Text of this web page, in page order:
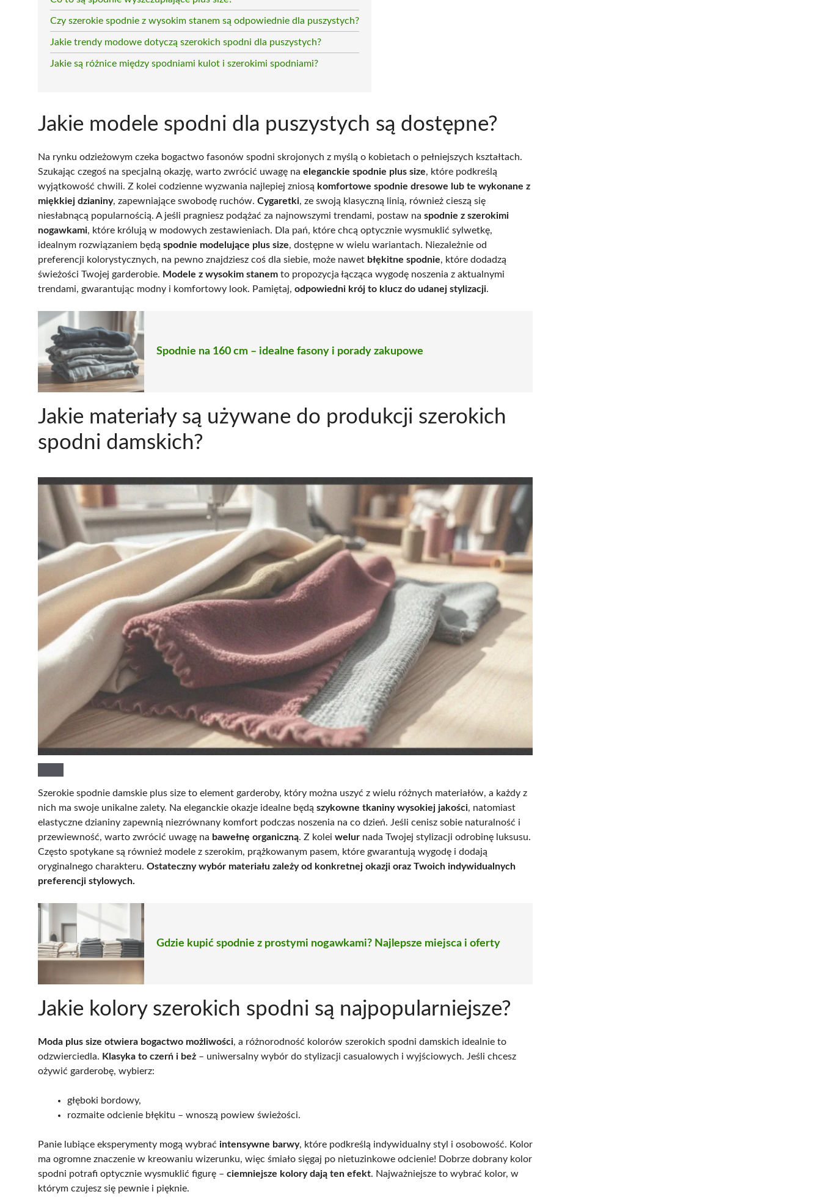
Czy szerokie spodnie z wysokim stanem są odpowiednie dla puszystych?
Jakie trendy modowe dotyczą szerokich spodni dla puszystych?
Jakie są różnice między spodniami kulot i szerokimi spodniami?
Jakie modele spodni dla puszystych są dostępne?
Na rynku odzieżowym czeka bogactwo fasonów spodni skrojonych z myślą o kobietach o pełniejszych kształtach.
Szukając czegoś na specjalną okazję, warto zwrócić uwagę na eleganckie spodnie plus size, które podkreślą
wyjątkowość chwili. Z kolei codzienne wyzwania najlepiej zniosą komfortowe spodnie dresowe lub te wykonane z
miękkiej dzianiny, zapewniające swobodę ruchów. Cygaretki, ze swoją klasyczną linią, również cieszą się
niesłabnącą popularnością. A jeśli pragniesz podążać za najnowszymi trendami, postaw na spodnie z szerokimi
nogawkami, które królują w modowych zestawieniach. Dla pań, które chcą optycznie wysmuklić sylwetkę,
idealnym rozwiązaniem będą spodnie modelujące plus size, dostępne w wielu wariantach. Niezależnie od
preferencji kolorystycznych, na pewno znajdziesz coś dla siebie, może nawet błękitne spodnie, które dodadzą
świeżości Twojej garderobie. Modele z wysokim stanem to propozycja łącząca wygodę noszenia z aktualnymi
trendami, gwarantując modny i komfortowy look. Pamiętaj, odpowiedni krój to klucz do udanej stylizacji.
Spodnie na 160 cm – idealne fasony i porady zakupowe
Jakie materiały są używane do produkcji szerokich
spodni damskich?
Szerokie spodnie damskie plus size to element garderoby, który można uszyć z wielu różnych materiałów, a każdy z
nich ma swoje unikalne zalety. Na eleganckie okazje idealne będą szykowne tkaniny wysokiej jakości, natomiast
elastyczne dzianiny zapewnią niezrównany komfort podczas noszenia na co dzień. Jeśli cenisz sobie naturalność i
przewiewność, warto zwrócić uwagę na bawełnę organiczną. Z kolei welur nada Twojej stylizacji odrobinę luksusu.
Często spotykane są również modele z szerokim, prążkowanym pasem, które gwarantują wygodę i dodają
oryginalnego charakteru. Ostateczny wybór materiału zależy od konkretnej okazji oraz Twoich indywidualnych
preferencji stylowych.
Gdzie kupić spodnie z prostymi nogawkami? Najlepsze miejsca i oferty
Jakie kolory szerokich spodni są najpopularniejsze?
Moda plus size otwiera bogactwo możliwości, a różnorodność kolorów szerokich spodni damskich idealnie to
odzwierciedla. Klasyka to czerń i beż – uniwersalny wybór do stylizacji casualowych i wyjściowych. Jeśli chcesz
ożywić garderobę, wybierz:
głęboki bordowy,
rozmaite odcienie błękitu – wnoszą powiew świeżości.
Panie lubiące eksperymenty mogą wybrać intensywne barwy, które podkreślą indywidualny styl i osobowość. Kolor
ma ogromne znaczenie w kreowaniu wizerunku, więc śmiało sięgaj po nietuzinkowe odcienie! Dobrze dobrany kolor
spodni potrafi optycznie wysmuklić figurę – ciemniejsze kolory dają ten efekt. Najważniejsze to wybrać kolor, w
którym czujesz się pewnie i pięknie.